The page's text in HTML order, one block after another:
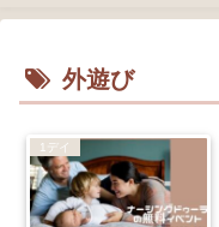
外遊び
1デイ